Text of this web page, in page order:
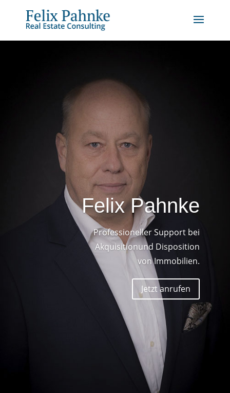
Felix Pahnke
Professioneller Support bei
Akquisitionund Disposition
von Immobilien.
Jetzt anrufen